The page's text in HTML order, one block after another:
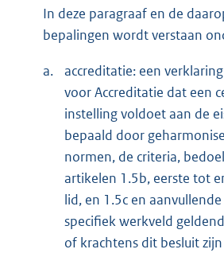
In deze paragraaf en de
bepalingen wordt verstaan
a.
accreditatie: een
voor Accreditatie dat een
instelling voldoet aan de
bepaald door
normen, de criteria,
artikelen 1.5b, eerste tot
lid, en 1.5c en
specifiek werkveld
of krachtens dit besluit